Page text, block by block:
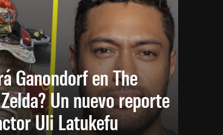
Ganondorf en The
Un nuevo reporte
Uli Latukefu